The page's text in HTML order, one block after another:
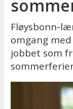
Fløysbonn-
omgang
jobbet som